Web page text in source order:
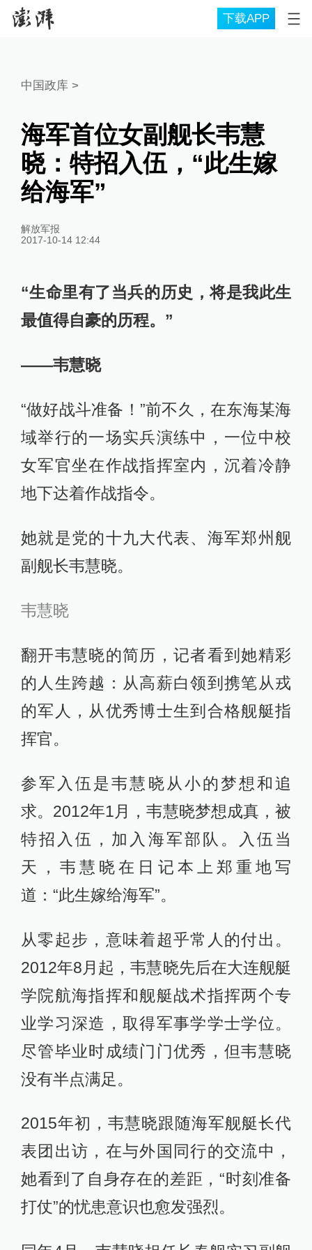
下载APP
中国政库 >
海军首位女副舰长韦慧
晓：特招入伍，“此生嫁
给海军”
解放军报
2017-10-14 12:44
“生命里有了当兵的历史，将是我此生
最值得自豪的历程。”
——韦慧晓
“做好战斗准备！”前不久，在东海某海
域举行的一场实兵演练中，一位中校
女军官坐在作战指挥室内，沉着冷静
地下达着作战指令。
她就是党的十九大代表、海军郑州舰
副舰长韦慧晓。
韦慧晓
翻开韦慧晓的简历，记者看到她精彩
的人生跨越：从高薪白领到携笔从戎
的军人，从优秀博士生到合格舰艇指
挥官。
参军入伍是韦慧晓从小的梦想和追
求。2012年1月，韦慧晓梦想成真，被
特招入伍，加入海军部队。入伍当
天，韦慧晓在日记本上郑重地写
道：“此生嫁给海军”。
从零起步，意味着超乎常人的付出。
2012年8月起，韦慧晓先后在大连舰艇
学院航海指挥和舰艇战术指挥两个专
业学习深造，取得军事学学士学位。
尽管毕业时成绩门门优秀，但韦慧晓
没有半点满足。
2015年初，韦慧晓跟随海军舰艇长代
表团出访，在与外国同行的交流中，
她看到了自身存在的差距，“时刻准备
打仗”的忧患意识也愈发强烈。